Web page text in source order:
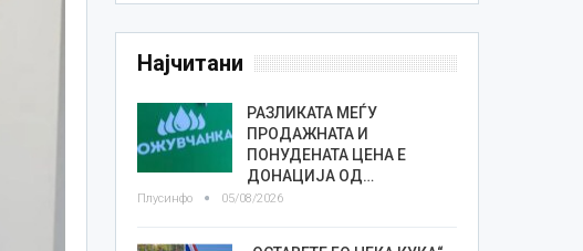
Најчитани
РАЗЛИКАТА МЕЃУ
ПРОДАЖНАТА И
ПОНУДЕНАТА ЦЕНА Е
ДОНАЦИЈА ОД…
Плусинфо 05/08/2026